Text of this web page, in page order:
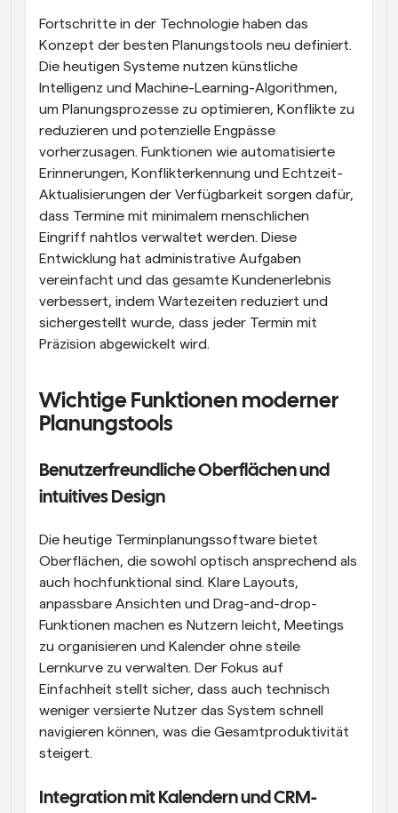
Fortschritte in der Technologie haben das
Konzept der besten Planungstools neu definiert.
Die heutigen Systeme nutzen künstliche
Intelligenz und Machine-Learning-Algorithmen,
um Planungsprozesse zu optimieren, Konflikte zu
reduzieren und potenzielle Engpässe
vorherzusagen. Funktionen wie automatisierte
Erinnerungen, Konflikterkennung und Echtzeit-
Aktualisierungen der Verfügbarkeit sorgen dafür,
dass Termine mit minimalem menschlichen
Eingriff nahtlos verwaltet werden. Diese
Entwicklung hat administrative Aufgaben
vereinfacht und das gesamte Kundenerlebnis
verbessert, indem Wartezeiten reduziert und
sichergestellt wurde, dass jeder Termin mit
Präzision abgewickelt wird.
Wichtige Funktionen moderner
Planungstools
Benutzerfreundliche Oberflächen und
intuitives Design
Die heutige Terminplanungssoftware bietet
Oberflächen, die sowohl optisch ansprechend als
auch hochfunktional sind. Klare Layouts,
anpassbare Ansichten und Drag-and-drop-
Funktionen machen es Nutzern leicht, Meetings
zu organisieren und Kalender ohne steile
Lernkurve zu verwalten. Der Fokus auf
Einfachheit stellt sicher, dass auch technisch
weniger versierte Nutzer das System schnell
navigieren können, was die Gesamtproduktivität
steigert.
Integration mit Kalendern und CRM-